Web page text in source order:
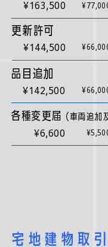
¥163,500
更新許可
¥144,500
品目追加
¥142,500
各種変更届 （車両追加
¥6,600
宅地建物取